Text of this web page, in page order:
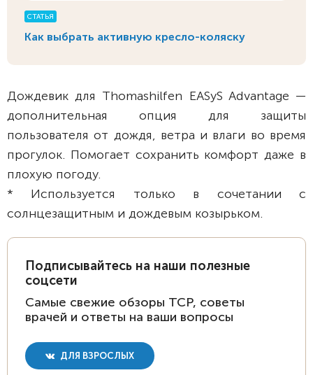
СТАТЬЯ
Как выбрать активную кресло-коляску
Дождевик для Thomashilfen EASyS Advantage —
дополнительная опция для защиты
пользователя от дождя, ветра и влаги во время
прогулок. Помогает сохранить комфорт даже в
плохую погоду.
* Используется только в сочетании с
солнцезащитным и дождевым козырьком.
Подписывайтесь на наши полезные
соцсети
Самые свежие обзоры ТСР, советы
врачей и ответы на ваши вопросы
ДЛЯ ВЗРОСЛЫХ